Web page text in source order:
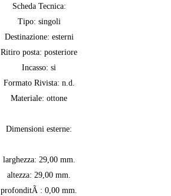
Scheda Tecnica:
Tipo: singoli
Destinazione: esterni
Ritiro posta: posteriore
Incasso: si
Formato Rivista: n.d.
Materiale: ottone
Dimensioni esterne:
larghezza: 29,00 mm.
altezza: 29,00 mm.
profonditÃ : 0,00 mm.